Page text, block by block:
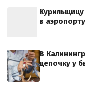
в
В
цепочку у